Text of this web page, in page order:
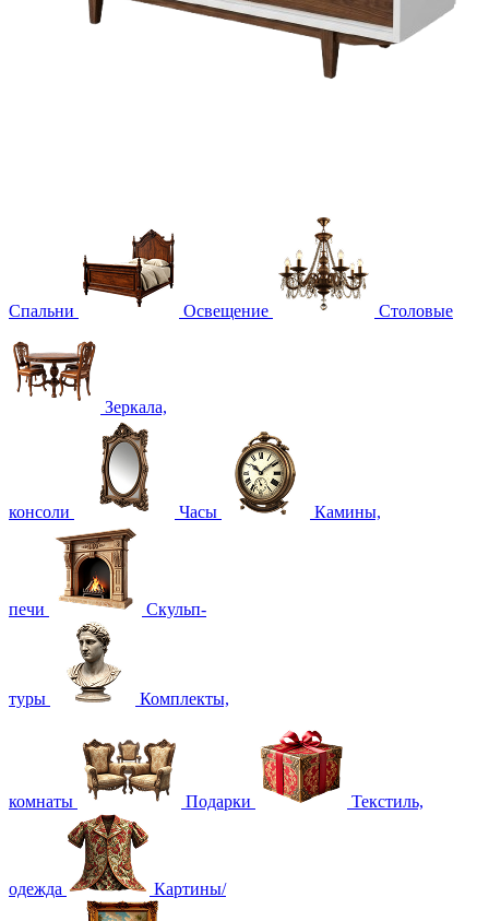
Спальни Освещение Столовые
Зеркала,
консоли Часы Камины,
печи Скульп-
туры Комплекты,
комнаты Подарки Текстиль,
одежда Картины/